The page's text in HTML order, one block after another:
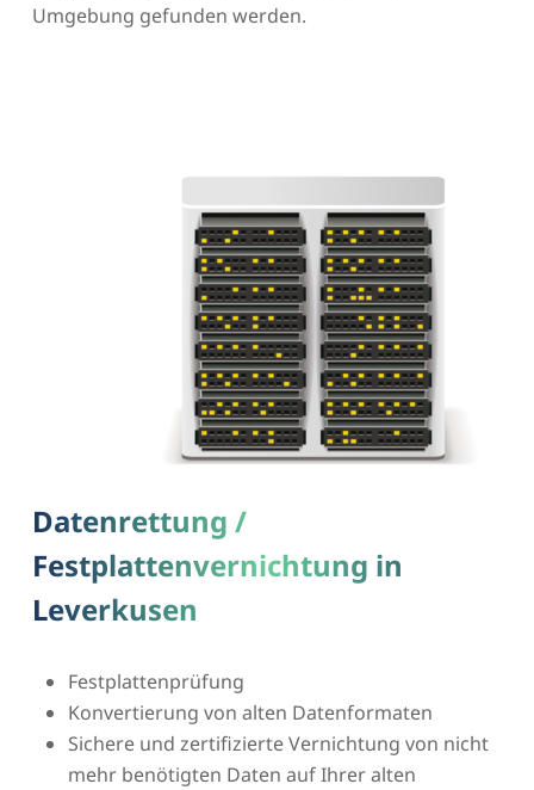
Umgebung gefunden werden.
Datenrettung /
Festplattenvernichtung in
Leverkusen
Festplattenprüfung
Konvertierung von alten Datenformaten
Sichere und zertifizierte Vernichtung von nicht
mehr benötigten Daten auf Ihrer alten